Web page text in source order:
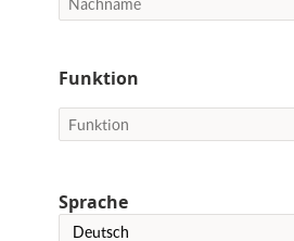
Funktion
Sprache